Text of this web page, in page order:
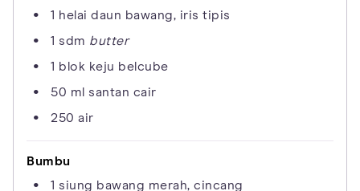
1 helai daun bawang, iris tipis
1 sdm butter
1 blok keju belcube
50 ml santan cair
250 air
Bumbu
1 siung bawang merah, cincang